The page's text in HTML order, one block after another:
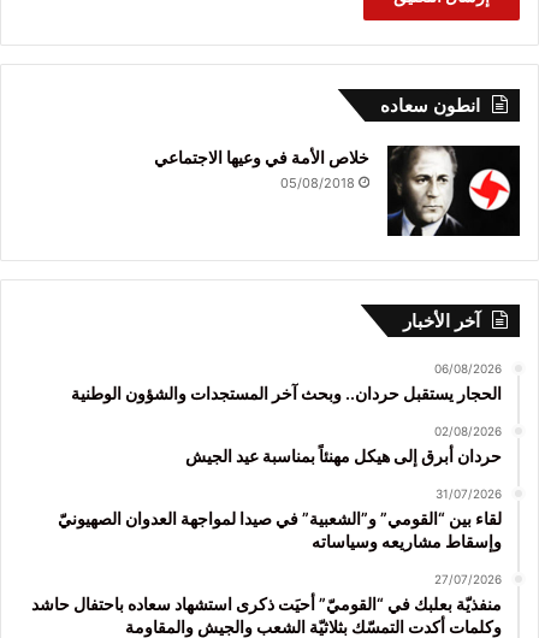
انطون سعاده
خلاص الأمة في وعيها الاجتماعي
05/08/2018
آخر الأخبار
06/08/2026
الحجار يستقبل حردان.. وبحث آخر المستجدات والشؤون الوطنية
02/08/2026
حردان أبرق إلى هيكل مهنئاً بمناسبة عيد الجيش
31/07/2026
لقاء بين “القومي” و”الشعبية” في صيدا لمواجهة العدوان الصهيونيّ
وإسقاط مشاريعه وسياساته
27/07/2026
منفذيّة بعلبك في “القوميّ” أحيَت ذكرى استشهاد سعاده باحتفال حاشد
وكلمات أكدت التمسّك بثلاثيّة الشعب والجيش والمقاومة